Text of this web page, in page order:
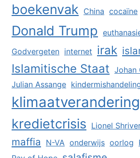
boekenvak China cocaïne
Donald Trump
Godvergeten internet irak
Islamitische Staat Johan
Julian Assange
klimaatverandering
kredietcrisis Lionel
maffia
N-VA onderwijs oorlog